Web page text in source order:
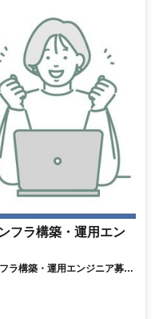
フラ構築・運用エン
ラ構築・運用エンジニア募集
10/01